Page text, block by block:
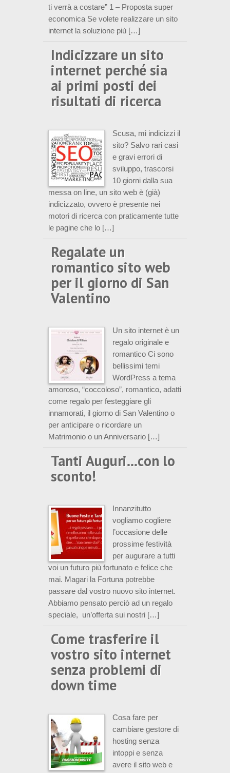
ti verrà a costare” 1 – Proposta super
economica Se volete realizzare un sito
internet la soluzione più […]
Indicizzare un sito
internet perché sia
ai primi posti dei
risultati di ricerca
Scusa, mi indicizzi il
sito? Salvo rari casi
e gravi errori di
sviluppo, trascorsi
10 giorni dalla sua
messa on line, un sito web è (già)
indicizzato, ovvero è presente nei
motori di ricerca con praticamente tutte
le pagine che lo […]
Regalate un
romantico sito web
per il giorno di San
Valentino
Un sito internet è un
regalo originale e
romantico Ci sono
bellissimi temi
WordPress a tema
amoroso, “coccoloso”, romantico, adatti
come regalo per festeggiare gli
innamorati, il giorno di San Valentino o
per anticipare o ricordare un
Matrimonio o un Anniversario […]
Tanti Auguri…con lo
sconto!
Innanzitutto
vogliamo cogliere
l’occasione delle
prossime festività
per augurare a tutti
voi un futuro più fortunato e felice che
mai. Magari la Fortuna potrebbe
passare dal vostro nuovo sito internet.
Abbiamo pensato perciò ad un regalo
speciale, un’offerta sui nostri […]
Come trasferire il
vostro sito internet
senza problemi di
down time
Cosa fare per
cambiare gestore di
hosting senza
intoppi e senza
avere il sito web e